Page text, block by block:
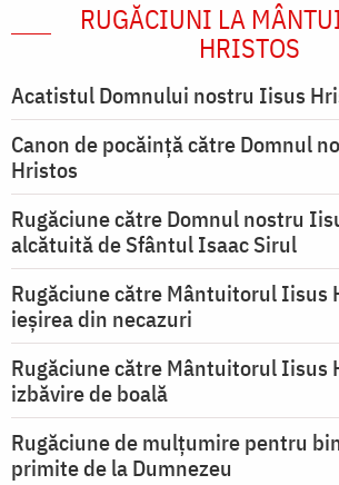
RUGĂCIUNI LA
HRISTOS
Acatistul Domnului nostru Iisus
Canon de pocăință către Domnul
Hristos
Rugăciune către Domnul nostru
alcătuită de Sfântul Isaac Sirul
Rugăciune către Mântuitorul Iisus
ieşirea din necazuri
Rugăciune către Mântuitorul Iisus
izbăvire de boală
Rugăciune de mulțumire pentru
primite de la Dumnezeu